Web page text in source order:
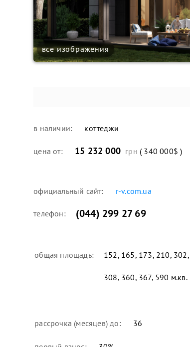
все изображения
в наличии: коттеджи
цена от: 15 232 000 грн ( 340 000$ )
официальный сайт: r-v.com.ua
телефон: (044) 299 27 69
общая площадь: 152, 165, 173, 210, 302,
308, 360, 367, 590 м.кв.
рассрочка (месяцев) до: 36